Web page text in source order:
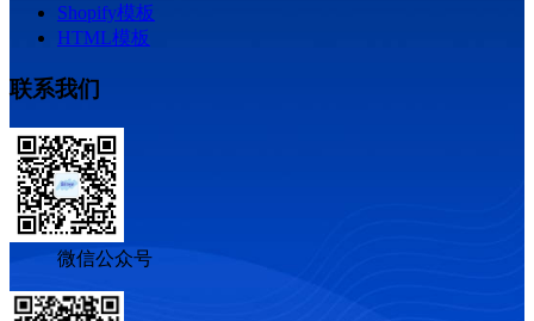
Shopify模板
HTML模板
联系我们
微信公众号